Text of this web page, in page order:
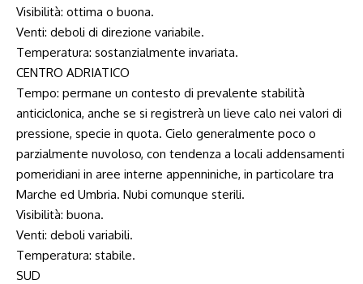
Visibilità: ottima o buona.
Venti: deboli di direzione variabile.
Temperatura: sostanzialmente invariata.
CENTRO ADRIATICO
Tempo: permane un contesto di prevalente stabilità
anticiclonica, anche se si registrerà un lieve calo nei valori di
pressione, specie in quota. Cielo generalmente poco o
parzialmente nuvoloso, con tendenza a locali addensamenti
pomeridiani in aree interne appenniniche, in particolare tra
Marche ed Umbria. Nubi comunque sterili.
Visibilità: buona.
Venti: deboli variabili.
Temperatura: stabile.
SUD